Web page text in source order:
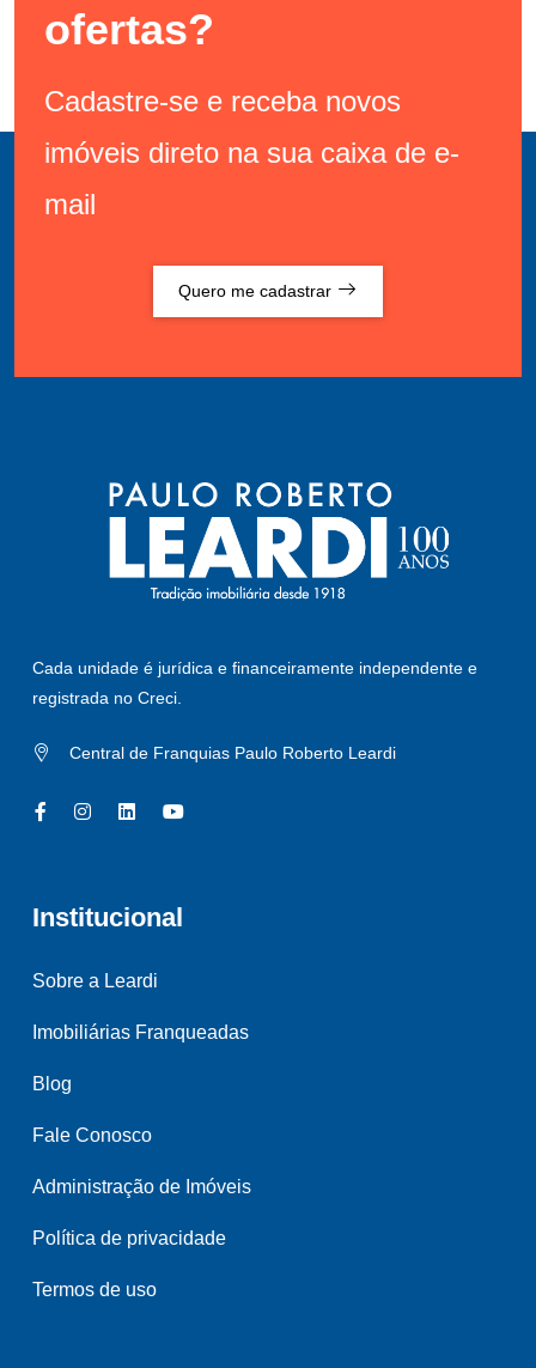
ofertas?
Cadastre-se e receba novos
imóveis direto na sua caixa de e-
mail
Quero me cadastrar
Cada unidade é jurídica e financeiramente independente e
registrada no Creci.
Central de Franquias Paulo Roberto Leardi
Institucional
Sobre a Leardi
Imobiliárias Franqueadas
Blog
Fale Conosco
Administração de Imóveis
Política de privacidade
Termos de uso